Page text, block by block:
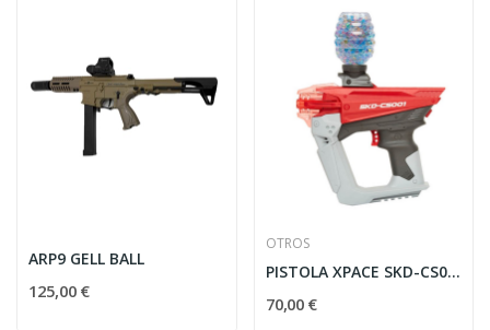
ARP9 GELL BALL
125,00 €
OTROS
PISTOLA XPACE SKD-CS001 PARA GEL BALL - ROJA
70,00 €